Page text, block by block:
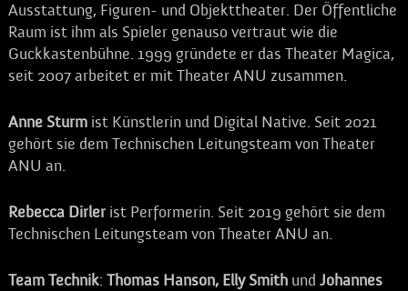
Ausstattung, Figuren- und Objekttheater. Der Öffentliche
Raum ist ihm als Spieler genauso vertraut wie die
Guckkastenbühne. 1999 gründete er das Theater Magica,
seit 2007 arbeitet er mit Theater ANU zusammen.
Anne Sturmist Künstlerin und Digital Native. Seit 2021
gehört sie dem Technischen Leitungsteam von Theater
ANU an.
Rebecca Dirlerist Performerin. Seit 2019 gehört sie dem
Technischen Leitungsteam von Theater ANU an.
Team Technik: Thomas Hanson, Elly Smith und Johannes